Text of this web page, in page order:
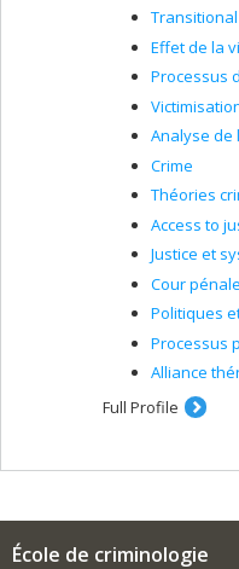
Effet de la
Processus
Analyse de
Crime
Théories
Access to
Justice et
Cour pénale
Politiques
Processus
Alliance
Full Profile
École de criminologie